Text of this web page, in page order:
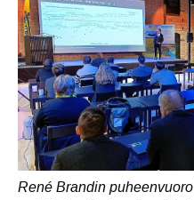
René Brandin